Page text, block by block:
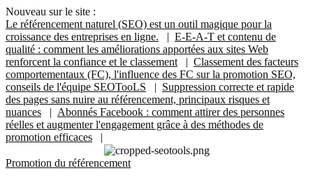
Nouveau sur le site :
Le référencement naturel (SEO) est un outil magique pour la
croissance des entreprises en ligne. | E-E-A-T et contenu de
qualité : comment les améliorations apportées aux sites Web
renforcent la confiance et le classement | Classement des facteurs
comportementaux (FC), l'influence des FC sur la promotion SEO,
conseils de l'équipe SEOTooLS | Suppression correcte et rapide
des pages sans nuire au référencement, principaux risques et
nuances | Abonnés Facebook : comment attirer des personnes
réelles et augmenter l'engagement grâce à des méthodes de
promotion efficaces |
Promotion du référencement